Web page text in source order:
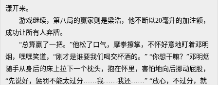
漾开来。
游戏继续，第八局的赢家则是梁浩，他不断以20毫升的加注额，
成功让所有人弃牌。
“总算赢了一把。”他松了口气，摩拳擦掌，不怀好意地盯着邓明
烟，嘿嘿笑道，“刚才是谁要我们喝交杯酒的。” “你想干嘛？”邓明烟
随手从身后的床上拉下一个枕头，抱在怀里，害怕地向后挪动屁股，
“先说好，惩罚不能太过分……我……我还……” “放心，不过分，就